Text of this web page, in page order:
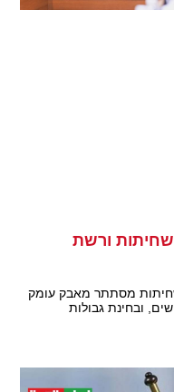
ורשת
מסתתר מאבק עומק
ובחינת גבולות